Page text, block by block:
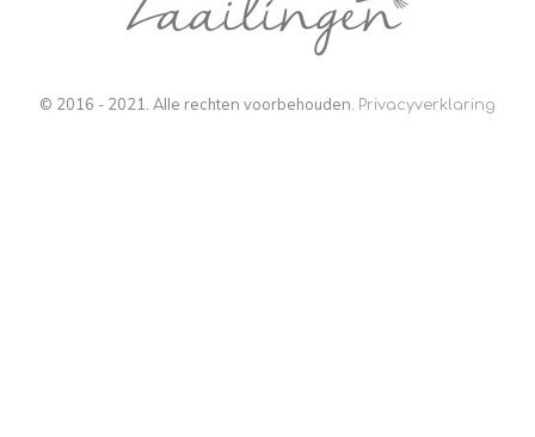
© 2016 - 2021. Alle rechten voorbehouden. Privacyverklaring